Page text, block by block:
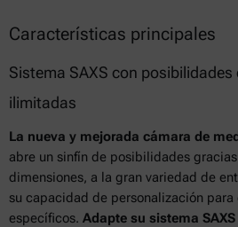
Características principales
Sistema SAXS con posibilidades
ilimitadas
La nueva y mejorada cámara de
abre un sinfín de posibilidades
dimensiones, a la gran variedad de
su capacidad de personalización para
específicos. Adapte su sistema SAXS